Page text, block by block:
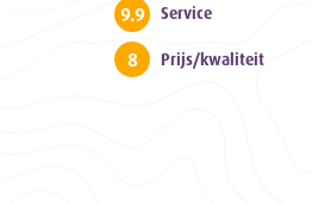
9.9 Service
8 Prijs/kwaliteit